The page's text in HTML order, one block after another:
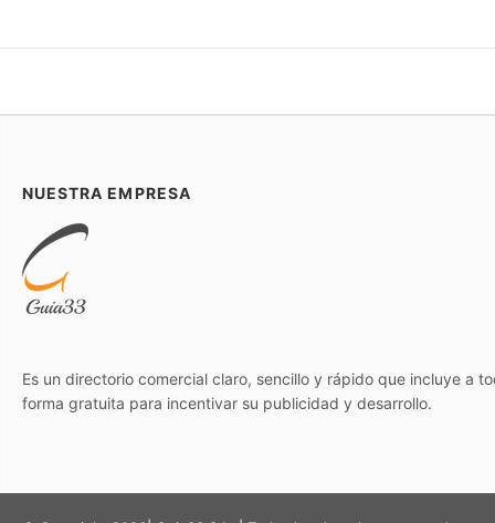
NUESTRA EMPRESA
Es un directorio comercial claro, sencillo y rápido que incluye a
forma gratuita para incentivar su publicidad y desarrollo.